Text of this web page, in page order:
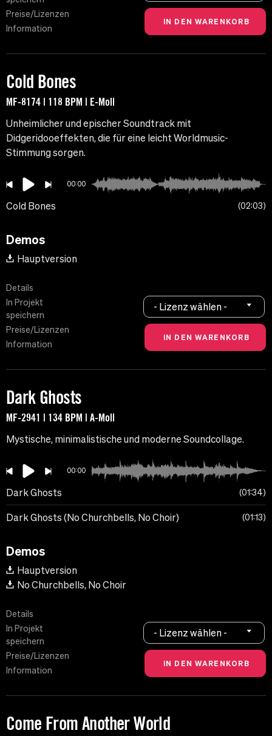
Preise/Lizenzen
Information
Cold Bones
MF-8174 | 118 BPM | E-Moll
Unheimlicher und epischer Soundtrack mit
Didgeridooeffekten, die für eine leicht Worldmusic-
Stimmung sorgen.
00:00
Cold Bones 02:03
Demos
Hauptversion
Details
In Projekt
speichern
Preise/Lizenzen
Information
- Lizenz wählen -
Dark Ghosts
MF-2941 | 134 BPM | A-Moll
Mystische, minimalistische und moderne Soundcollage.
00:00
Dark Ghosts 01:34
Dark Ghosts (No Churchbells, No Choir) 01:13
Demos
Hauptversion
No Churchbells, No Choir
Details
In Projekt
speichern
Preise/Lizenzen
Information
- Lizenz wählen -
Come From Another World